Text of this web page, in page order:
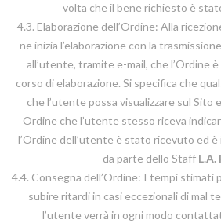
volta che il bene richiesto è
4.3. Elaborazione dell’Ordine: Alla
ne inizia l’elaborazione con la
all’utente, tramite e-mail, che l’Ordine
corso di elaborazione. Si specifica che
che l’utente possa visualizzare sul Sito
Ordine che l’utente stesso riceva
l’Ordine dell’utente è stato ricevuto ed è
da parte dello Staff L.A.
4.4. Consegna dell’Ordine: I tempi stimati
subire ritardi in casi eccezionali di mal
l’utente verrà in ogni modo